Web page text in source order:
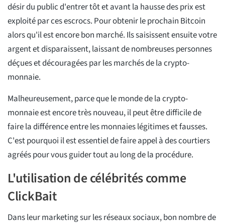
désir du public d'entrer tôt et avant la hausse des prix est
exploité par ces escrocs. Pour obtenir le prochain Bitcoin
alors qu'il est encore bon marché. Ils saisissent ensuite votre
argent et disparaissent, laissant de nombreuses personnes
déçues et découragées par les marchés de la crypto-
monnaie.
Malheureusement, parce que le monde de la crypto-
monnaie est encore très nouveau, il peut être difficile de
faire la différence entre les monnaies légitimes et fausses.
C'est pourquoi il est essentiel de faire appel à des courtiers
agréés pour vous guider tout au long de la procédure.
L'utilisation de célébrités comme
ClickBait
Dans leur marketing sur les réseaux sociaux, bon nombre de